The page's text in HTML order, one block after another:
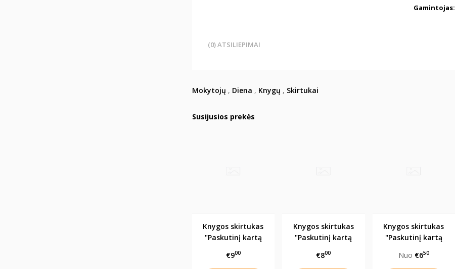
Gamintojas:
(0) ATSILIEPIMAI
Mokytojų , Diena , Knygų , Skirtukai
Susijusios prekės
Knygos skirtukas
"Paskutinį kartą
puslapyje"
€900
Knygos skirtukas
"Paskutinį kartą
puslapyje"
€800
Knygos skirtukas
"Paskutinį kartą
puslapyje"
Nuo €650